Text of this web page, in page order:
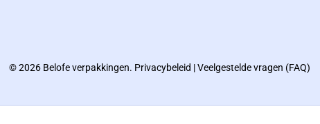
© 2026 Belofe verpakkingen. Privacybeleid |Veelgestelde vragen (FAQ)